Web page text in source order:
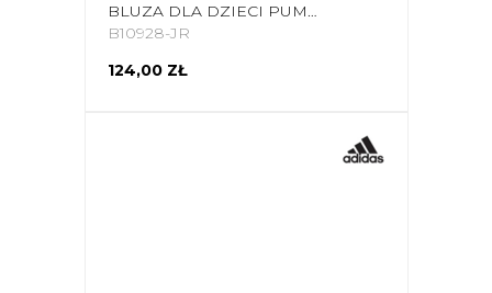
BLUZA DLA DZIECI PUMA LIGA TRAINING JACKET JUNIOR ŻÓŁTA 655688 07
B10928-JR
124,00 ZŁ